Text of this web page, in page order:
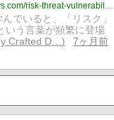
https://www.mycrafteddays.com/risk-threat-vulnerability/
でいると、「リスク」
いう言葉が頻繁に登場
Crafted D…
7ヶ月前